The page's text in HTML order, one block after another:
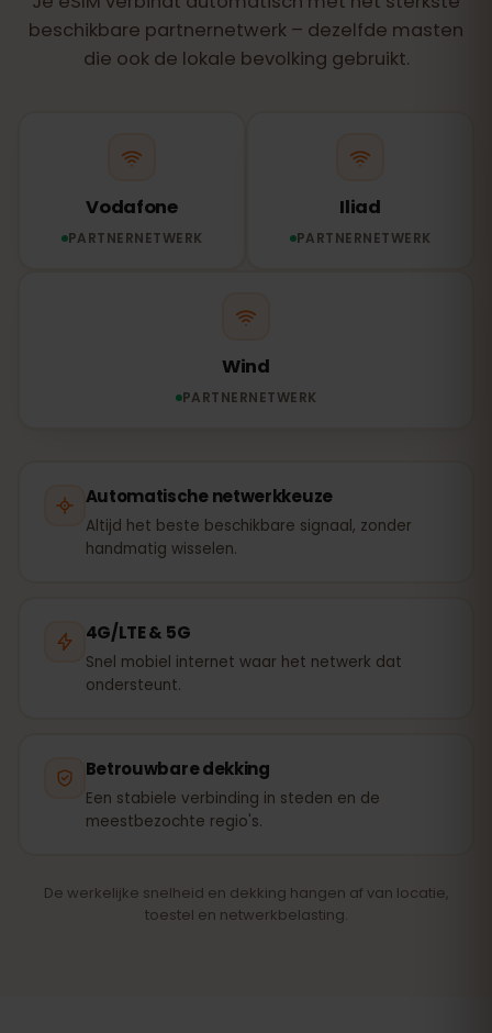
beschikbare partnernetwerk – dezelfde masten
die ook de lokale bevolking gebruikt.
Vodafone
PARTNERNETWERK
Iliad
PARTNERNETWERK
Wind
PARTNERNETWERK
Automatische netwerkkeuze
Altijd het beste beschikbare signaal, zonder
handmatig wisselen.
4G/LTE & 5G
Snel mobiel internet waar het netwerk dat
ondersteunt.
Betrouwbare dekking
Een stabiele verbinding in steden en de
meestbezochte regio's.
De werkelijke snelheid en dekking hangen af van locatie,
toestel en netwerkbelasting.